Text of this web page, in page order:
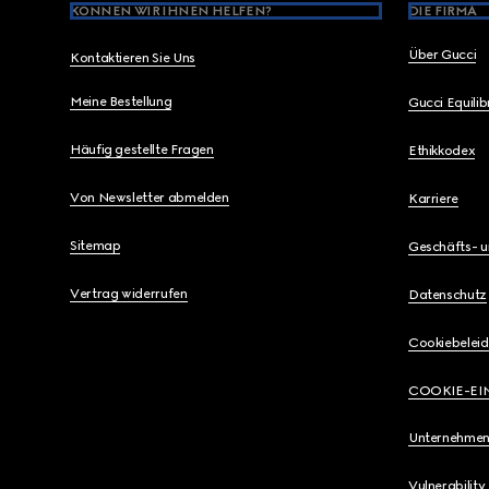
KÖNNEN WIR IHNEN HELFEN?
Kontaktieren Sie Uns
Meine Bestellung
Häufig gestellte Fragen
Von Newsletter abmelden
Sitemap
Vertrag widerrufen
DIE FIRMA
Über Gucci
Gucci
Ethikkodex
Karriere
Geschäfts-
Datenschutz
Cookiebeleid
COOKIE-
Vulnerability